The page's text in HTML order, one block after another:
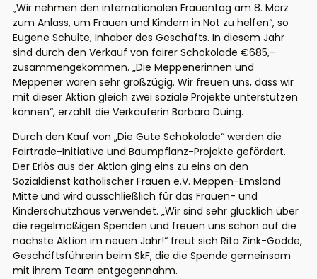
„Wir nehmen den internationalen Frauentag am 8. März
zum Anlass, um Frauen und Kindern in Not zu helfen“, so
Eugene Schulte, Inhaber des Geschäfts. In diesem Jahr
sind durch den Verkauf von fairer Schokolade €685,-
zusammengekommen. „Die Meppenerinnen und
Meppener waren sehr großzügig. Wir freuen uns, dass wir
mit dieser Aktion gleich zwei soziale Projekte unterstützen
können“, erzählt die Verkäuferin Barbara Düing.
Durch den Kauf von „Die Gute Schokolade“ werden die
Fairtrade-Initiative und Baumpflanz-Projekte gefördert.
Der Erlös aus der Aktion ging eins zu eins an den
Sozialdienst katholischer Frauen e.V. Meppen-Emsland
Mitte und wird ausschließlich für das Frauen- und
Kinderschutzhaus verwendet. „Wir sind sehr glücklich über
die regelmäßigen Spenden und freuen uns schon auf die
nächste Aktion im neuen Jahr!“ freut sich Rita Zink-Gödde,
Geschäftsführerin beim SkF, die die Spende gemeinsam
mit ihrem Team entgegennahm.